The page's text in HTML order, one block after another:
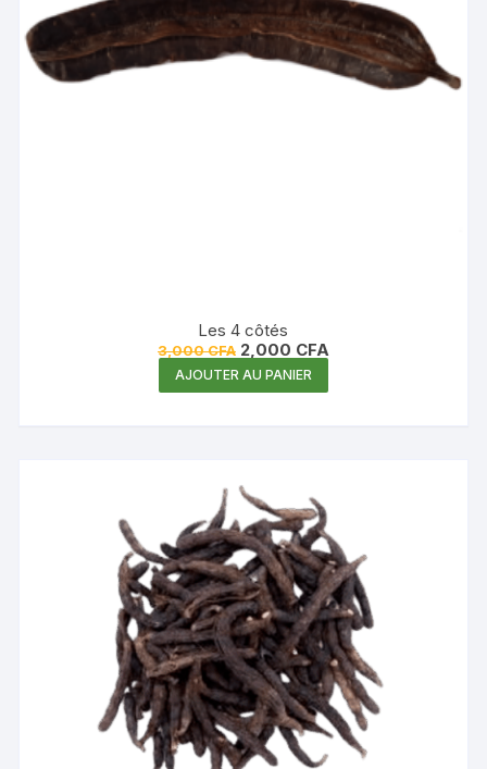
Les 4 côtés
3,000CFA Le
prix
initial
était :
2,000 CFALe
prix
est :
AJOUTER AU PANIER